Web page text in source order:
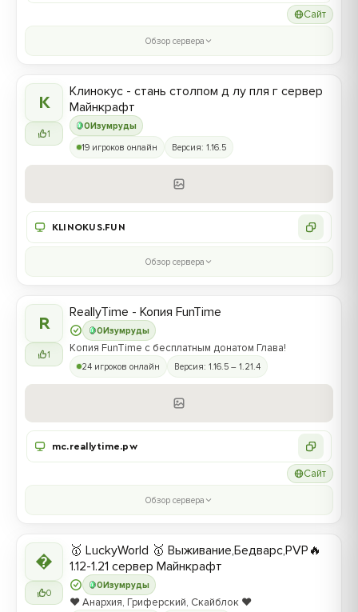
Сайт
Обзор сервера
К
1
0Изумруды
Клинокус - стань столпом д лу пля г сервер
Майнкрафт
19 игроков онлайн Версия: 1.16.5
KLINOKUS.FUN
Обзор сервера
R
1
0Изумруды
ReallyTime - Копия FunTime
Копия FunTime с бесплатным донатом Глава!
24 игроков онлайн Версия: 1.16.5 – 1.21.4
mc.reallytime.pw
Сайт
Обзор сервера

0
0Изумруды
🥇 LuckyWorld 🥇 Выживание,Бедварс,PVP🔥
1.12-1.21 сервер Майнкрафт
❤️ Анархия, Гриферский, Скайблок ❤️